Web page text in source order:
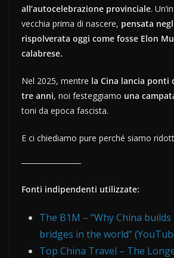
all’autocelebrazione provinciale.
vecchia prima di nascere, pensata
rispolverata oggi come fosse Elon
calabrese.
Nel 2025, mentre la Cina lancia ponti
tre anni, noi festeggiamo una
toni da epoca fascista.
E ci chiediamo pure perché siamo
Fonti indipendenti utilizzate:
The B1M – “Why China
bridges in the world”
Top China Travel – The